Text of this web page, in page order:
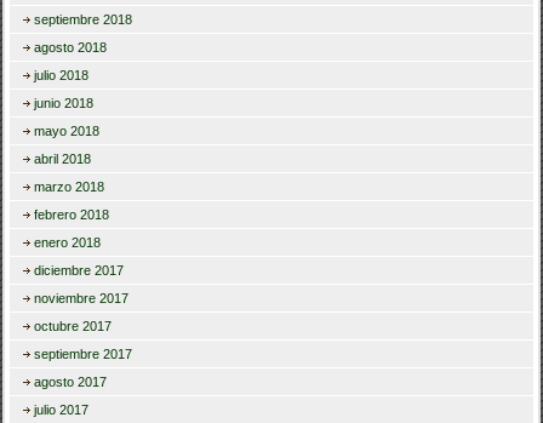
septiembre 2018
agosto 2018
julio 2018
junio 2018
mayo 2018
abril 2018
marzo 2018
febrero 2018
enero 2018
diciembre 2017
noviembre 2017
octubre 2017
septiembre 2017
agosto 2017
julio 2017